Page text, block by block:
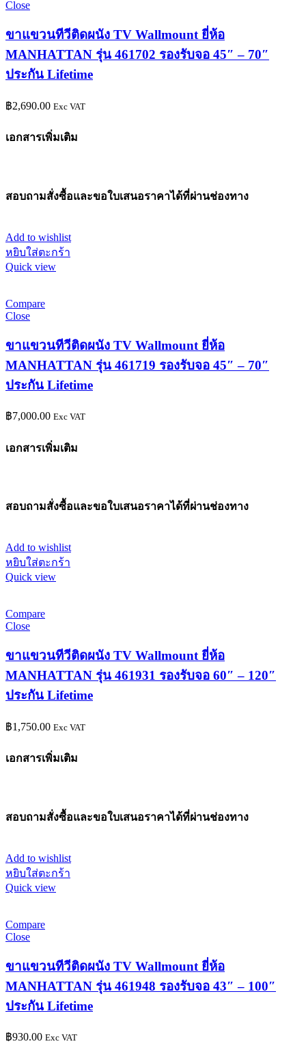
Close
ขาแขวนทีวีติดผนัง TV Wallmount ยี่ห้อ
MANHATTAN รุ่น 461702 รองรับจอ 45″ – 70″
ประกัน Lifetime
฿2,690.00 Exc VAT
เอกสารเพิ่มเติม
สอบถามสั่งซื้อและขอใบเสนอราคาได้ที่ผ่านช่องทาง
Add to wishlist
หยิบใส่ตะกร้า
Quick view
Compare
Close
ขาแขวนทีวีติดผนัง TV Wallmount ยี่ห้อ
MANHATTAN รุ่น 461719 รองรับจอ 45″ – 70″
ประกัน Lifetime
฿7,000.00 Exc VAT
เอกสารเพิ่มเติม
สอบถามสั่งซื้อและขอใบเสนอราคาได้ที่ผ่านช่องทาง
Add to wishlist
หยิบใส่ตะกร้า
Quick view
Compare
Close
ขาแขวนทีวีติดผนัง TV Wallmount ยี่ห้อ
MANHATTAN รุ่น 461931 รองรับจอ 60″ – 120″
ประกัน Lifetime
฿1,750.00 Exc VAT
เอกสารเพิ่มเติม
สอบถามสั่งซื้อและขอใบเสนอราคาได้ที่ผ่านช่องทาง
Add to wishlist
หยิบใส่ตะกร้า
Quick view
Compare
Close
ขาแขวนทีวีติดผนัง TV Wallmount ยี่ห้อ
MANHATTAN รุ่น 461948 รองรับจอ 43″ – 100″
ประกัน Lifetime
฿930.00 Exc VAT